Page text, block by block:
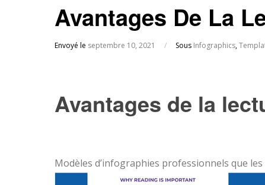
Avantages De La
Envoyé le septembre 10, 2021 / Sous Infographics,
Avantages de la
Modèles d’infographies professionnels que